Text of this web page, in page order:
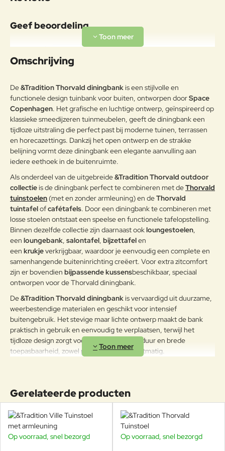
Gepoedercoat staal
uitgevoerd in duurzaam
gepoedercoat staal en vragen
spons. Gebruik bij lichte vervuiling
een mild, pH-neutraal
reinigingsmiddel. Vermijd
schurende sponsjes, agressieve
schoonmaakmiddelen en
hogedrukreinigers, omdat deze de
poedercoating kunnen
beschadigen.Spoel na het reinigen
goed na en droog het meubel om
watervlekken te voorkomen. Bij
kleine beschadigingen is het aan te
raden deze zo snel mogelijk bij te
werken om corrosie te voorkomen.
Voor een lange levensduur
bewaart u de meubels bij voorkeur
droog of afgedekt tijdens de
wintermaanden.
Geef beoordeling
Uw naam:
g:
Note: HTML-code wordt niet vertaald!
Waardering:
Waarderin
g:
Slecht Goed
Verder
Omschrijving
De&Tradition Thorvald diningbankis een stijlvolle en
functionele design tuinbank voor buiten, ontworpen doorSpace
Copenhagen. Het grafische en luchtige ontwerp, geïnspireerd op
klassieke smeedijzeren tuinmeubelen, geeft de diningbank een
tijdloze uitstraling die perfect past bij moderne tuinen, terrassen
en horecazettings. Dankzij het open ontwerp en de strakke
belijning vormt deze diningbank een elegante aanvulling aan
iedere eethoek in de buitenruimte.
Als onderdeel van de uitgebreide&Tradition Thorvald outdoor
collectieis de diningbank perfect te combineren met deThorvald
tuinstoelen (met en zonder armleuning) en deThorvald
tuintafelofcafétafels. Door een diningbank te combineren met
losse stoelen ontstaat een speelse en functionele tafelopstelling.
Binnen dezelfde collectie zijn daarnaast ookloungestoelen,
een loungebank, salontafel, bijzettafelen
een krukjeverkrijgbaar, waardoor je eenvoudig een complete en
samenhangende buiteninrichting creëert. Voor extra zitcomfort
zijn er bovendien bijpassende kussensbeschikbaar, speciaal
ontworpen voor de Thorvald diningbank.
De&Tradition Thorvald diningbankis vervaardigd uit duurzame,
weerbestendige materialen en geschikt voor intensief
buitengebruik. Het stevige maar lichte ontwerp maakt de bank
praktisch in gebruik en eenvoudig te verplaatsen, terwijl het
tijdloze design zorgt voor een lange levensduur en brede
toepasbaarheid, zowel particulier als projectmatig.
De&Tradition Thorvald diningbank
stijlvolle en flexibele zitoplossing voor buiten
dineren. In combinatie met de bijpassende Thorvald
stoelen en tafels ontstaat een uitnodigende en
grafische eethoek met een verfijnde uitstraling.
Gerelateerde producten
-20%
Op voorraad, snel bezorgd Op voorraad, snel bezorgd